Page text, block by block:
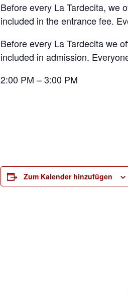
Before every La Tardecita, we
included in the entrance fee.
Before every La Tardecita we
included in admission.
2:00 PM – 3:00 PM
Zum Kalender hinzufügen